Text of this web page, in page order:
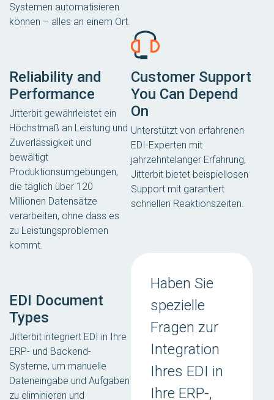
Systemen automatisieren
können – alles an einem Ort.
Reliability and
Performance
Jitterbit gewährleistet ein
Höchstmaß an Leistung und
Zuverlässigkeit und
bewältigt
Produktionsumgebungen,
die täglich über 120
Millionen Datensätze
verarbeiten, ohne dass es
zu Leistungsproblemen
kommt.
Customer Support
You Can Depend
On
Unterstützt von erfahrenen
EDI-Experten mit
jahrzehntelanger Erfahrung,
Jitterbit bietet beispiellosen
Support mit garantiert
schnellen Reaktionszeiten.
EDI Document
Types
Jitterbit integriert EDI in Ihre
ERP- und Backend-
Systeme, um manuelle
Dateneingabe und Aufgaben
zu eliminieren und
Haben Sie
spezielle
Fragen zur
Integration
Ihres EDI in
Ihre ERP-,